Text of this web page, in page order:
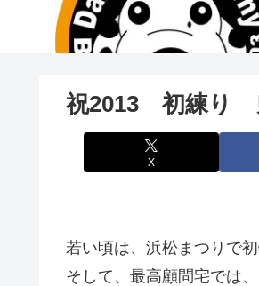
祝2013 初練り
X
若い頃は、浜松まつりで
そして、最高顧問宅では